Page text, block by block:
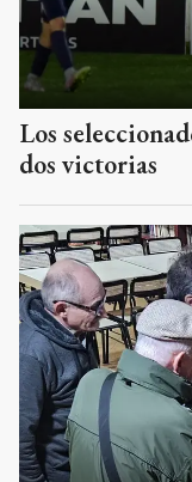
Los
dos victorias